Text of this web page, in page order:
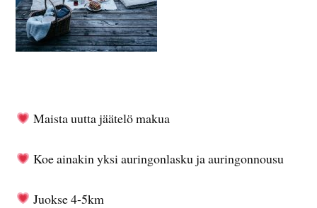
Maista uutta jäätelö makua
Koe ainakin yksi auringonlasku ja auringonnousu
Juokse 4-5km